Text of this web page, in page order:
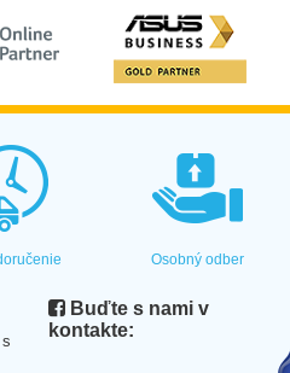
Osobný odber
Buďte s nami v
kontakte: